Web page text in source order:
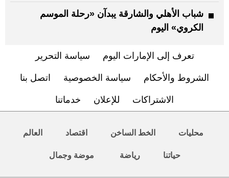
شباب الأهلي والشارقة يبدآن «رحلة الموسم
الكروي» اليوم
تعرف إلى الإمارات اليوم سياسة التحرير
الشروط والأحكام سياسة الخصوصية اتصل بنا
الاشتراكات للإعلان خدماتنا
محليات الخط الساخن اقتصاد العالم
حياتنا رياضة موضة وجمال